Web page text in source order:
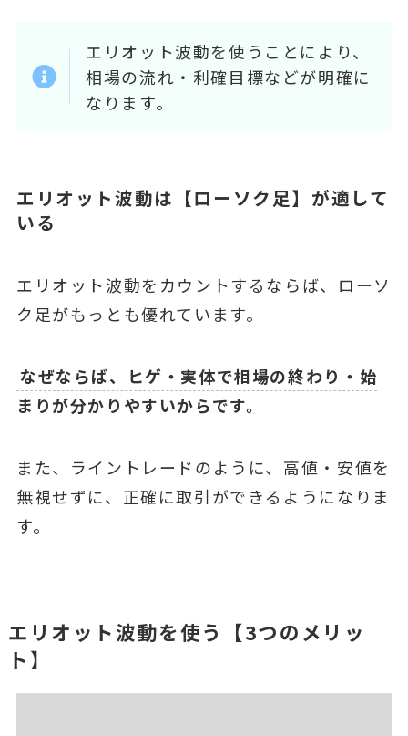
エリオット波動を使うことにより、
相場の流れ・利確目標などが明確に
なります。
エリオット波動は【ローソク足】が適して
いる
エリオット波動をカウントするならば、ローソ
ク足がもっとも優れています。
なぜならば、ヒゲ・実体で相場の終わり・始
まりが分かりやすいからです。
また、ライントレードのように、高値・安値を
無視せずに、正確に取引ができるようになりま
す。
エリオット波動を使う【3つのメリッ
ト】